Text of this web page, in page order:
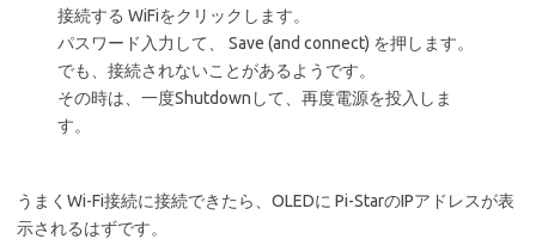
接続する WiFiをクリックします。
パスワード入力して、 Save (and connect) を押します。
でも、接続されないことがあるようです。
その時は、一度Shutdownして、再度電源を投入しま
す。
うまくWi-Fi接続に接続できたら、OLEDに Pi-StarのIPアドレスが表
示されるはずです。